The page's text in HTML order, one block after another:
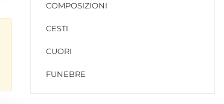
COMPOSIZIONI
CESTI
CUORI
FUNEBRE